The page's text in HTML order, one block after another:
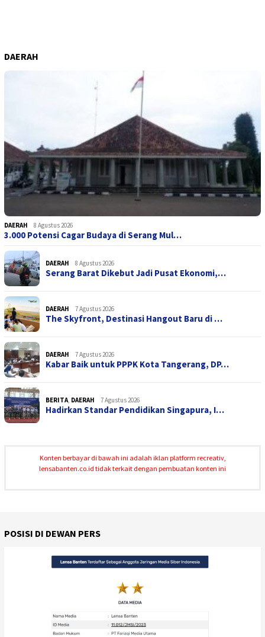
DAERAH
DAERAH 8 Agustus 2026
3.000 Potensi Cagar Budaya di Serang Mul…
DAERAH 8 Agustus 2026
Serang Barat Dikebut Jadi Pusat Ekonomi,…
DAERAH 7 Agustus 2026
The Skyfront, Destinasi Hangout Baru di …
DAERAH 7 Agustus 2026
Kabar Baik untuk PPPK Kota Tangerang, DP…
BERITA, DAERAH 7 Agustus 2026
Hadirkan Standar Pendidikan Singapura, I…
Konten berbayar di bawah ini adalah iklan platform recreativ,
lensabanten.co.id tidak terkait dengan pembuatan konten ini
POSISI DI DEWAN PERS